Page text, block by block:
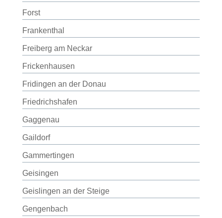
Forst
Frankenthal
Freiberg am Neckar
Frickenhausen
Fridingen an der Donau
Friedrichshafen
Gaggenau
Gaildorf
Gammertingen
Geisingen
Geislingen an der Steige
Gengenbach